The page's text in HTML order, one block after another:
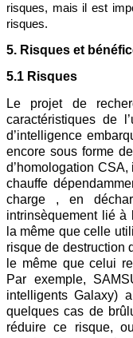
risques, mais il est
risques.
5. Risques et
5.1 Risques
Le projet de
caractéristiques de
d’intelligence
encore sous forme
d’homologation
chauffe
charge , en
intrinsèquement lié
la même que celle
risque de destruction
le même que celui
Par exemple,
intelligents Galaxy)
quelques cas de
réduire ce risque,